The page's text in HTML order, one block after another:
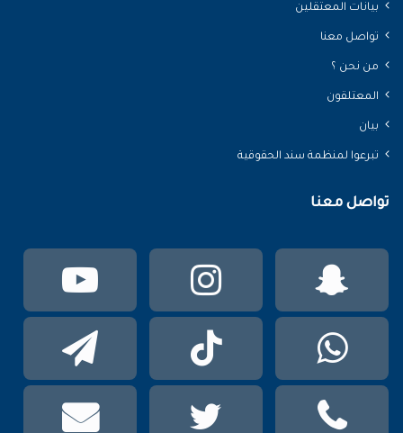
بيانات المعتقلين
تواصل معنا
من نحن ؟
المعتلقون
بيان
تبرعوا لمنظمة سند الحقوقية
تواصل معنا
انستقرام
سناب
TikTok
واتساب
phone